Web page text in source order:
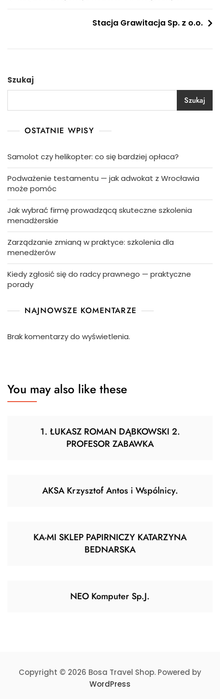
Stacja Grawitacja Sp. z o.o.
Szukaj
Szukaj
OSTATNIE WPISY
Samolot czy helikopter: co się bardziej opłaca?
Podważenie testamentu — jak adwokat z Wrocławia
może pomóc
Jak wybrać firmę prowadzącą skuteczne szkolenia
menadżerskie
Zarządzanie zmianą w praktyce: szkolenia dla
menedżerów
Kiedy zgłosić się do radcy prawnego — praktyczne
porady
NAJNOWSZE KOMENTARZE
Brak komentarzy do wyświetlenia.
You may also like these
1. ŁUKASZ ROMAN DĄBKOWSKI 2.
PROFESOR ZABAWKA
AKSA Krzysztof Antos i Wspólnicy.
KA-MI SKLEP PAPIRNICZY KATARZYNA
BEDNARSKA
NEO Komputer Sp.J.
Copyright © 2026 Bosa Travel Shop. Powered by
WordPress